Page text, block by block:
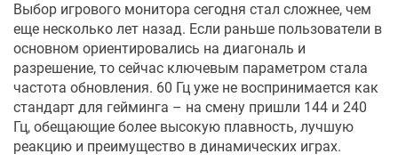
Выбор игрового монитора сегодня стал сложнее, чем
еще несколько лет назад. Если раньше пользователи в
основном ориентировались на диагональ и
разрешение, то сейчас ключевым параметром стала
частота обновления. 60 Гц уже не воспринимается как
стандарт для гейминга – на смену пришли 144 и 240
Гц, обещающие более высокую плавность, лучшую
реакцию и преимущество в динамических играх.